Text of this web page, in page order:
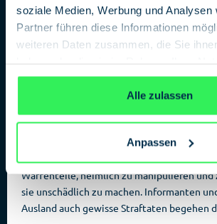
soziale Medien, Werbung und Analysen
Partner führen diese Informationen
weiteren Daten zusammen, die Sie
gesammelt haben.
Alle zulassen
Anpassen
gegnerische Streitkräfte zu schwächen,
Überprüfung des Internetverkehrs, der von
ins Ausland verläuft. Daten können mit
soll eingesetzt werden. Gestattet soll dem
Auslandsnachrichtendienst auch Hacking,
Liegenschaften mit »geeigneten Mitteln«
Auch in Wohnungen darf der Dienst künftig
Spionagetechnik zu installieren, oder
Waffenteile, heimlich zu manipulieren und
sie unschädlich zu machen. Informanten
Ausland auch gewisse Straftaten begehen